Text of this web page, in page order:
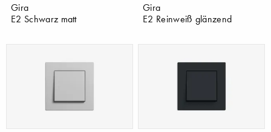
Gira
E2 Schwarz matt
Gira
E2 Reinweiß glänzend